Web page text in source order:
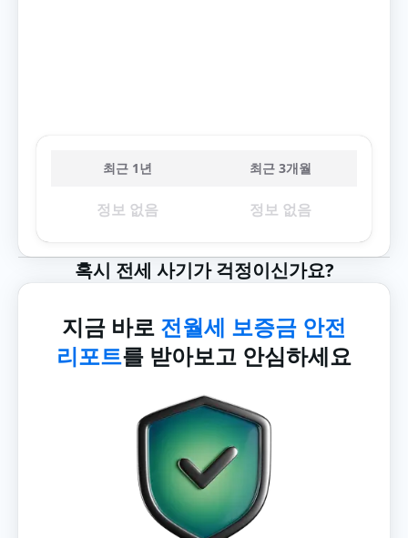
최근 1년 최근 3개월
정보 없음 정보 없음
혹시 전세 사기가 걱정이신가요?
지금 바로 전월세 보증금 안전
리포트를 받아보고 안심하세요